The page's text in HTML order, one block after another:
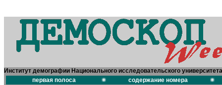
Институт демографии Национального исследовательского
первая полоса
содержание номера